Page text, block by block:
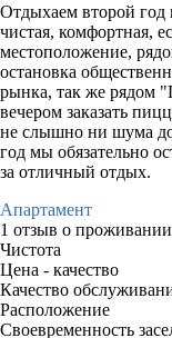
Отдыхаем второй год
чистая, комфортная,
местоположение,
остановка
рынка, так же рядом
вечером заказать
не слышно ни шума
год мы обязательно
за отличный отдых.
Апартамент
1 отзыв о проживании
Чистота
Цена - качество
Качество
Расположение
Своевременность